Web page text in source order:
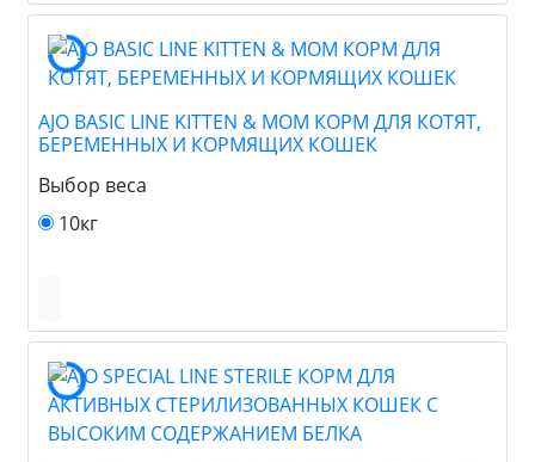
AJO BASIC LINE KITTEN & MOM КОРМ ДЛЯ КОТЯТ,
БЕРЕМЕННЫХ И КОРМЯЩИХ КОШЕК
Выбор веса
10кг